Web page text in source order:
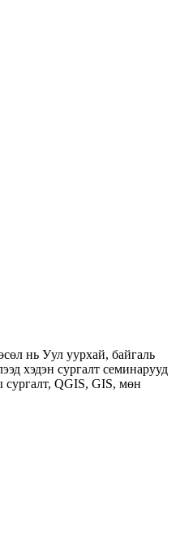
нь Уул уурхай, байгаль
хэдэн сургалт семинарууд
QGIS, GIS, мөн